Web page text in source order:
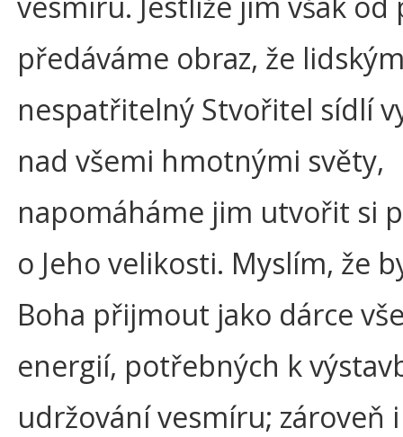
předáváme obraz, že
nespatřitelný Stvořitel sídlí
nad všemi hmotnými světy,
napomáháme jim utvořit si
o Jeho velikosti. Myslím, že
Boha přijmout jako dárce
energií, potřebných k
udržování vesmíru; zároveň